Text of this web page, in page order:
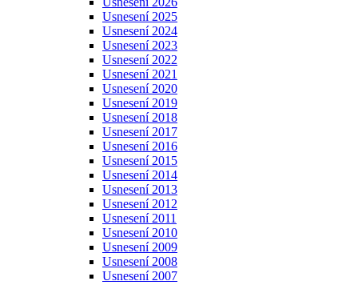
Usnesení 2025
Usnesení 2024
Usnesení 2023
Usnesení 2022
Usnesení 2021
Usnesení 2020
Usnesení 2019
Usnesení 2018
Usnesení 2017
Usnesení 2016
Usnesení 2015
Usnesení 2014
Usnesení 2013
Usnesení 2012
Usnesení 2011
Usnesení 2010
Usnesení 2009
Usnesení 2008
Usnesení 2007